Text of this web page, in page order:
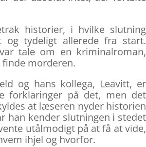
historier, i hvilke slutning
tydeligt allerede fra start.
tale om en kriminalroman,
morderen.
og hans kollega, Leavitt, er
forklaringer på det, men det
at læseren nyder historien
han kender slutningen i stedet
utålmodigt på at få at vide,
ihjel og hvorfor.